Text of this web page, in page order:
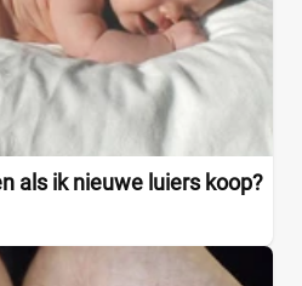
als ik nieuwe luiers koop?